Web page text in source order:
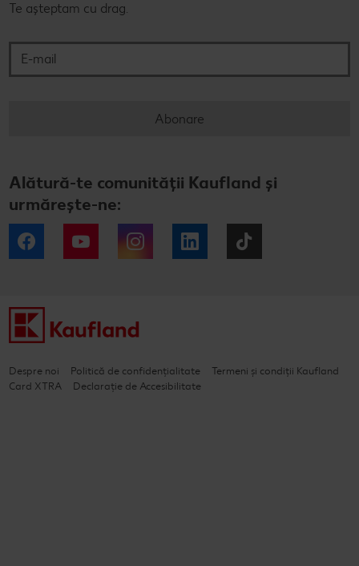
Te așteptam cu drag.
Abonare
Alătură-te comunității Kaufland și
urmărește-ne:
Facebook YouTube Instagram LinkedIn
Despre noi Politică de confidențialitate
Termeni și condiții Kaufland
Card XTRA
Declarație de Accesibilitate